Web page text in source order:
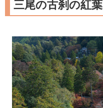
三尾の古刹の紅葉